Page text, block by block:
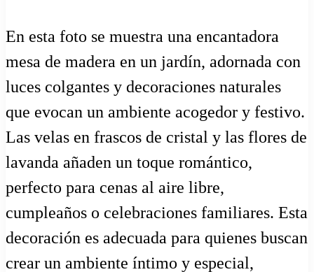
En esta foto se muestra una encantadora
mesa de madera en un jardín, adornada con
luces colgantes y decoraciones naturales
que evocan un ambiente acogedor y festivo.
Las velas en frascos de cristal y las flores de
lavanda añaden un toque romántico,
perfecto para cenas al aire libre,
cumpleaños o celebraciones familiares. Esta
decoración es adecuada para quienes buscan
crear un ambiente íntimo y especial,